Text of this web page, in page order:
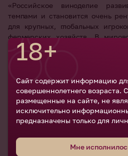
«Российское виноделие
темпами и становится очень
для крупных, глобальных
фермерских хозяйств. В
Федерация выступает в
Российские виноделы
производство и обеспечить
рынка, а также не потерять с
внешних рынках. И Российский
стать надежным партнером
экспортеров российских вин»,
ВЭБ.РФ)
18+
Сайт содержит информацию
совершеннолетнего возраста.
размещенные на сайте, не
исключительно
предназначены только для
Мне